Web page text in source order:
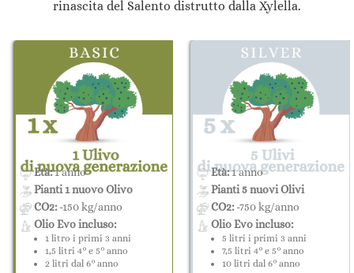
rinascita del Salento distrutto dalla Xylella.
Età:1 anno
Pianti 1 nuovo Olivo
CO2: -150 kg/anno
Olio Evo incluso:
1 litro i primi 3 anni
1,5 litri 4° e 5° anno
2 litri dal 6° anno
Età:1 anno
Pianti 5 nuovi Olivi
CO2: -750 kg/anno
Olio Evo incluso:
5 litri i primi 3 anni
7,5 litri 4° e 5° anno
10 litri dal 6° anno